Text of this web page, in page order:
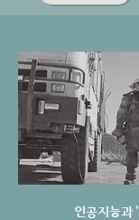
인공지능과